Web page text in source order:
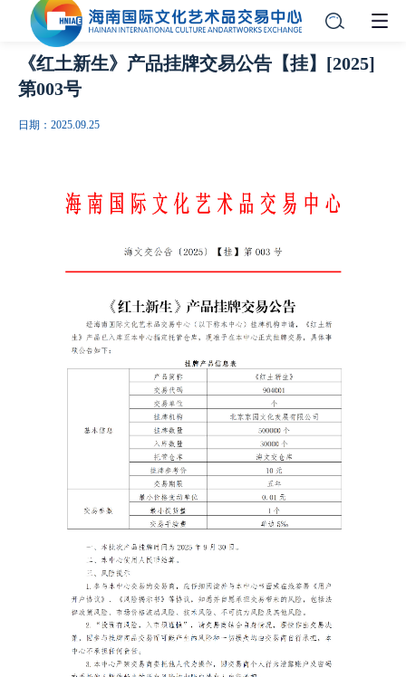
《红土新生》产品挂牌交易公告【挂】[2025]
第003号
日期：2025.09.25